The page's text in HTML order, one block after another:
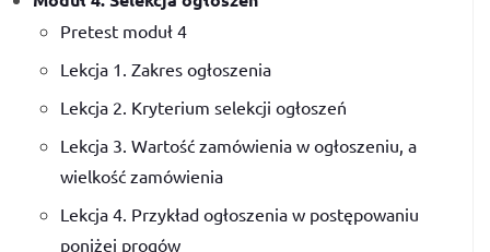
Pretest moduł 4
Lekcja 1. Zakres ogłoszenia
Lekcja 2. Kryterium selekcji ogłoszeń
Lekcja 3. Wartość zamówienia w ogłoszeniu, a
wielkość zamówienia
Lekcja 4. Przykład ogłoszenia w postępowaniu
poniżej progów